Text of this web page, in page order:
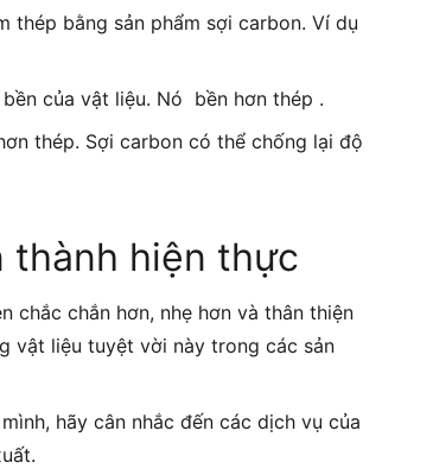
thép bằng sản phẩm sợi carbon. Ví dụ
của vật liệu. Nó bền hơn thép .
thép. Sợi carbon có thể chống lại độ
thành hiện thực
chắc chắn hơn, nhẹ hơn và thân thiện
vật liệu tuyệt vời này trong các sản
hãy cân nhắc đến các dịch vụ của